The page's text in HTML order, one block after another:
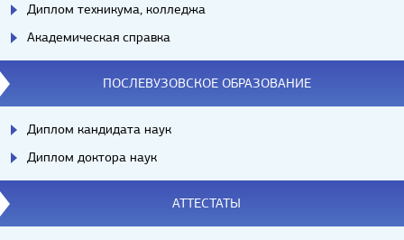
Диплом техникума, колледжа
Академическая справка
ПОСЛЕВУЗОВСКОЕ ОБРАЗОВАНИЕ
Диплом кандидата наук
Диплом доктора наук
АТТЕСТАТЫ